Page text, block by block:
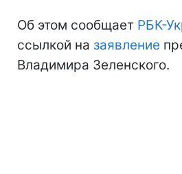
Об этом сообщает РБК-
ссылкой на заявление
Владимира Зеленского.